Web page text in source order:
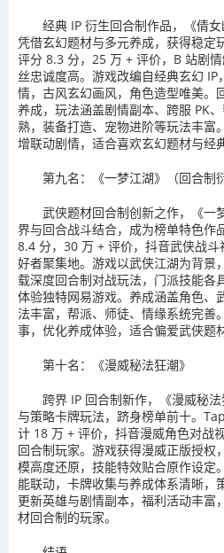
经典 IP 衍生回合制作品，《倩
凭借玄幻题材与多元养成，获得稳定
评分 8.3 分，25 万 + 评价，B 站剧
丝忠诚度高。游戏改编自经典玄幻
情，古风玄幻画风，角色造型唯美。
养成，玩法涵盖剧情副本、跨服 PK
熟，装备打造、宠物进阶等玩法丰富
增联动剧情，适合喜欢玄幻题材与经
第九名：《一梦江湖》（回合制
武侠题材回合制创新之作，《一
界与回合战斗结合，成为榜单特色作
8.4 分，30 万 + 评价，抖音武侠战
好者聚集地。游戏以武侠江湖为背景
载深度回合制对战玩法，门派技能各
体验独特网易游戏。养成涵盖角色、
法丰富，帮派、师徒、情缘系统完善
事，优化养成体验，适合偏爱武侠题
第十名：《漫威秘法狂潮》
跨界 IP 回合制新作，《漫威秘
与策略卡牌玩法，跻身榜单前十。
计 18 万 + 评价，抖音漫威角色对战
回合制玩家。游戏获得漫威正版授权
模高度还原，技能特效贴合原作设定
能联动，卡牌收集与养成体系清晰，
更新英雄与剧情副本，福利活动丰富
材回合制的玩家。